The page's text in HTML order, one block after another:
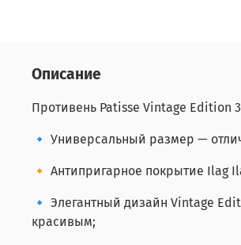
Описание
Противень Patisse Vintage Edition
🔹 Универсальный размер —
🔸 Антипригарное покрытие Ilag
🔹 Элегантный дизайн Vintage
красивым;